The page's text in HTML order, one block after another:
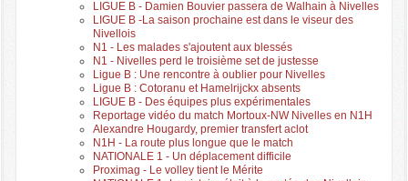
LIGUE B - Damien Bouvier passera de Walhain à Nivelles
LIGUE B -La saison prochaine est dans le viseur des
Nivellois
N1 - Les malades s'ajoutent aux blessés
N1 - Nivelles perd le troisième set de justesse
Ligue B : Une rencontre à oublier pour Nivelles
Ligue B : Cotoranu et Hamelrijckx absents
LIGUE B - Des équipes plus expérimentales
Reportage vidéo du match Mortoux-NW Nivelles en N1H
Alexandre Hougardy, premier transfert aclot
N1H - La route plus longue que le match
NATIONALE 1 - Un déplacement difficile
Proximag - Le volley tient le Mérite